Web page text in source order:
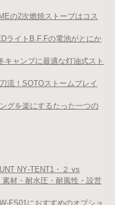
の2次燃焼ストーブはコス
ライトB.F.Fの電池がとにか
キャンプに最適な灯油式スト
流！SOTOストームブレイ
グを楽にするたった一つの
NY‑TENT1・２ vs
材・耐水圧・耐風性・設営
FS01におすすめのオプショ